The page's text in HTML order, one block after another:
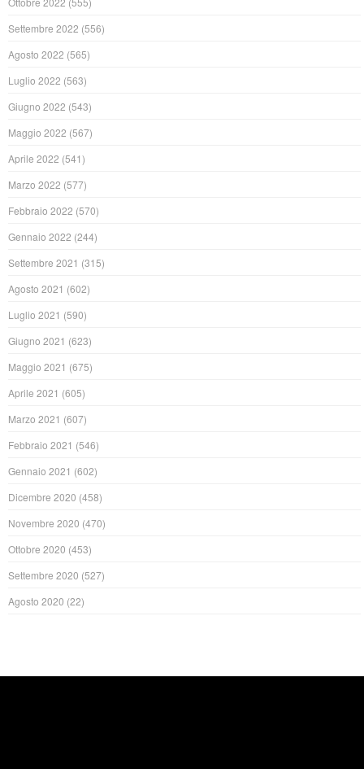
Settembre 2022 (556)
Agosto 2022 (565)
Luglio 2022 (563)
Giugno 2022 (543)
Maggio 2022 (567)
Aprile 2022 (541)
Marzo 2022 (577)
Febbraio 2022 (570)
Gennaio 2022 (244)
Settembre 2021 (315)
Agosto 2021 (602)
Luglio 2021 (590)
Giugno 2021 (623)
Maggio 2021 (675)
Aprile 2021 (605)
Marzo 2021 (607)
Febbraio 2021 (546)
Gennaio 2021 (602)
Dicembre 2020 (458)
Novembre 2020 (470)
Ottobre 2020 (453)
Settembre 2020 (527)
Agosto 2020 (22)